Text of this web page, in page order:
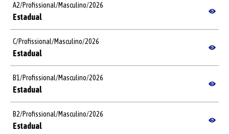
A2/Profissional/Masculino/2026
Estadual
C/Profissional/Masculino/2026
Estadual
B1/Profissional/Masculino/2026
Estadual
B2/Profissional/Masculino/2026
Estadual